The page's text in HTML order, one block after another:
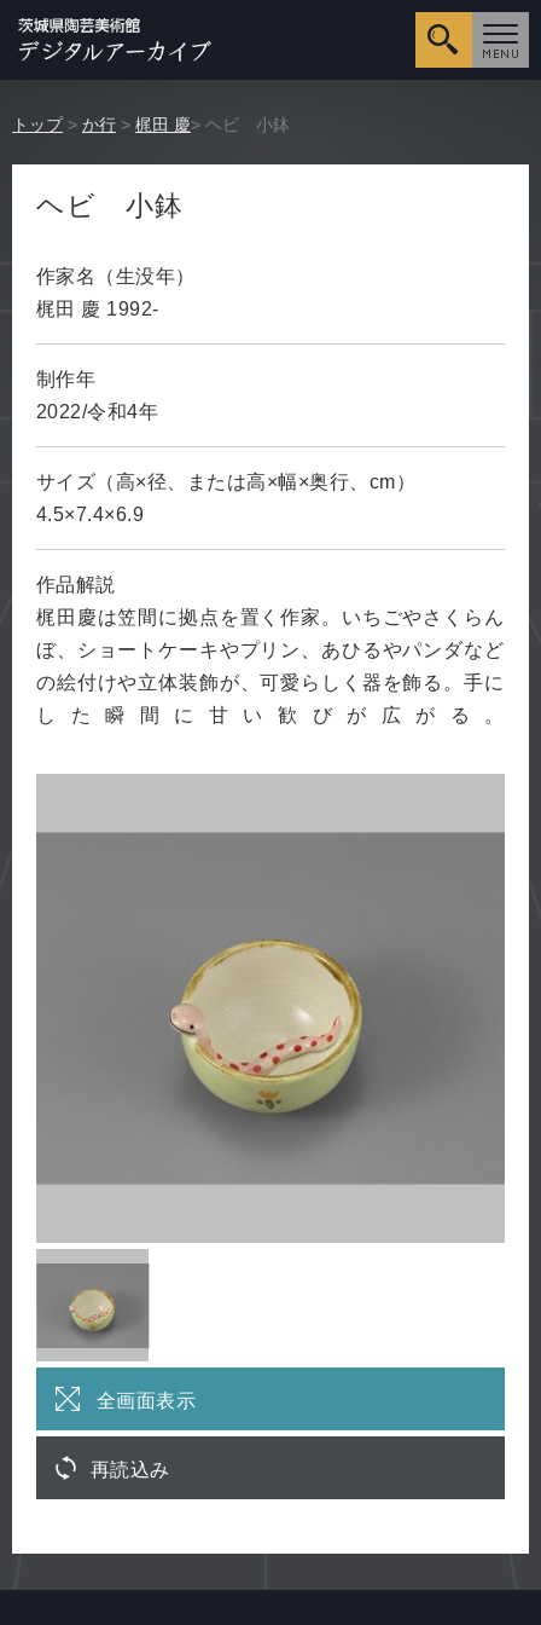
詳細検
トップ > か行 > 梶田 慶> ヘビ 小鉢
ヘビ 小鉢
作家名（生没年）
梶田 慶 1992-
制作年
2022/令和4年
サイズ（高×径、または高×幅×奥行、cm）
4.5×7.4×6.9
作品解説
梶田慶は笠間に拠点を置く作家。いちごやさくらん
ぼ、ショートケーキやプリン、あひるやパンダなど
の絵付けや立体装飾が、可愛らしく器を飾る。手に
した瞬間に甘い歓びが広がる。
全画面表示
再読込み